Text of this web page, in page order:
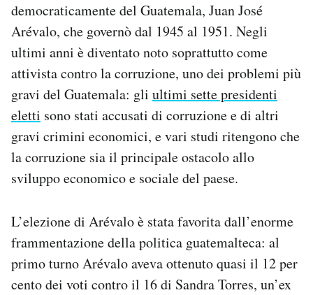
democraticamente del Guatemala, Juan José
Arévalo, che governò dal 1945 al 1951. Negli
ultimi anni è diventato noto soprattutto come
attivista contro la corruzione, uno dei problemi più
gravi del Guatemala: gli ultimi sette presidenti
eletti sono stati accusati di corruzione e di altri
gravi crimini economici, e vari studi ritengono che
la corruzione sia il principale ostacolo allo
sviluppo economico e sociale del paese.
L’elezione di Arévalo è stata favorita dall’enorme
frammentazione della politica guatemalteca: al
primo turno Arévalo aveva ottenuto quasi il 12 per
cento dei voti contro il 16 di Sandra Torres, un’ex